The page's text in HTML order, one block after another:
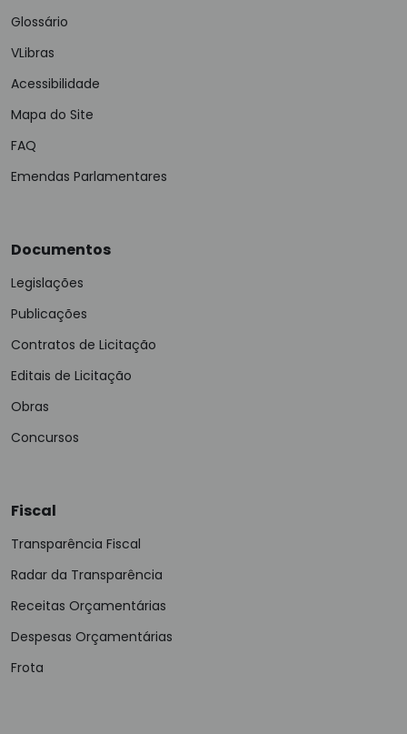
Glossário
VLibras
Acessibilidade
Mapa do Site
FAQ
Emendas Parlamentares
Documentos
Legislações
Publicações
Contratos de Licitação
Editais de Licitação
Obras
Concursos
Fiscal
Transparência Fiscal
Radar da Transparência
Receitas Orçamentárias
Despesas Orçamentárias
Frota